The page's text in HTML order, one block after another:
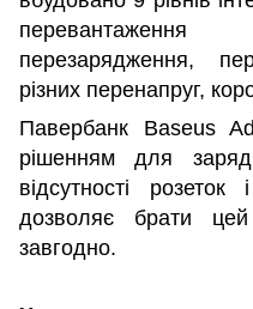
перезарядження,
різних перенапруг,
Павербанк Baseus
рішенням для
відсутності
дозволяє брати
завгодно.